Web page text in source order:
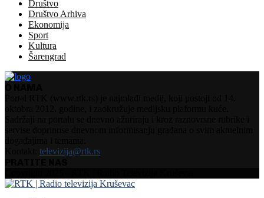
Društvo
Društvo Arhiva
Ekonomija
Sport
Kultura
Šarengrad
televizija@rtk.rs